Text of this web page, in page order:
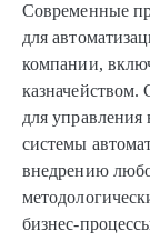
Современные
для
компании,
для
системы
внедрению
бизнес-